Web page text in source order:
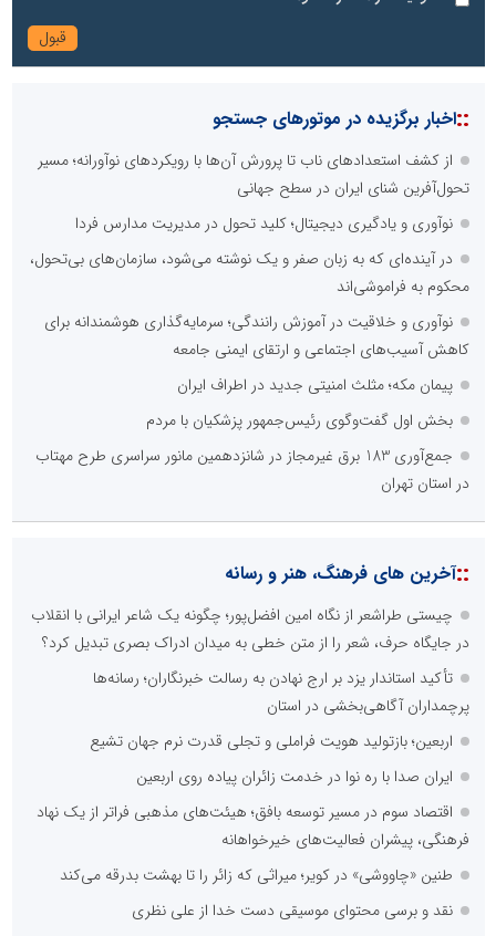
::اخبار برگزیده در موتورهای جستجو
از کشف استعدادهای ناب تا پرورش آن‌ها با رویکردهای نوآورانه؛ مسیر
تحول‌آفرین شنای ایران در سطح جهانی
نوآوری و یادگیری دیجیتال؛ کلید تحول در مدیریت مدارس فردا
در آینده‌ای که به زبان صفر و یک نوشته می‌شود، سازمان‌های بی‌تحول،
محکوم به فراموشی‌اند
نوآوری و خلاقیت در آموزش رانندگی؛ سرمایه‌گذاری هوشمندانه برای
کاهش آسیب‌های اجتماعی و ارتقای ایمنی جامعه
پیمان مکه؛ مثلث امنیتی جدید در اطراف ایران
بخش اول گفت‌وگوی رئیس‌جمهور پزشکیان با مردم
جمع‌آوری 183 برق غیرمجاز در شانزدهمین مانور سراسری طرح مهتاب
در استان تهران
::آخرین های فرهنگ، هنر و رسانه
چیستی طراشعر از نگاه امین افضل‌پور؛ چگونه یک شاعر ایرانی با انقلاب
در جایگاه حرف، شعر را از متن خطی به میدان ادراک بصری تبدیل کرد؟
تأکید استاندار یزد بر ارج نهادن به رسالت خبرنگاران؛ رسانه‌ها
پرچمداران آگاهی‌بخشی در استان
اربعین؛ بازتولید هویت فراملی و تجلی قدرت نرم جهان تشیع
ایران صدا با ره نوا در خدمت زائران پیاده روی اربعین
اقتصاد سوم در مسیر توسعه بافق؛ هیئت‌های مذهبی فراتر از یک نهاد
فرهنگی، پیشران فعالیت‌های خیرخواهانه
طنین «چاووشی» در کویر؛ میراثی که زائر را تا بهشت بدرقه می‌کند
نقد و برسی محتوای موسیقی دست خدا از علی نظری